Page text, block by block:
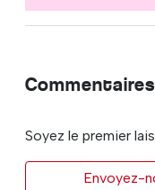
Commentaires
Soyez le premier
Envoyez-